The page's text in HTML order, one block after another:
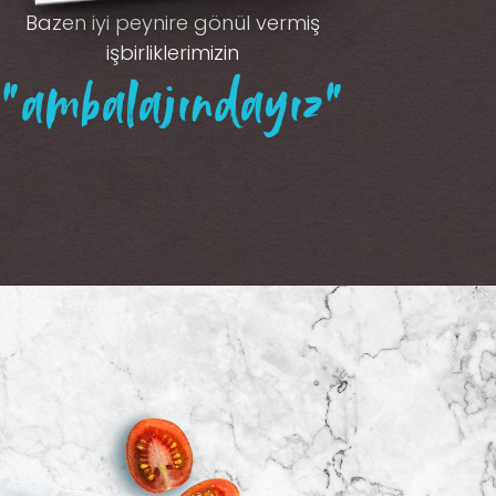
Bazen iyi peynire gönül vermiş
işbirliklerimizin
“ambalajındayız”